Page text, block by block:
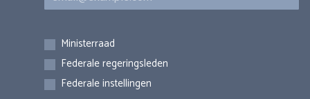
Inschrijvingen
Ministerraad
Federale regeringsleden
Federale instellingen